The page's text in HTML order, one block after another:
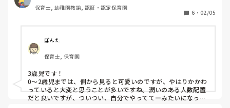
保育士, 幼稚園教諭, 認証・認定保育園
6 ・ 02/05
ぽんた
保育士, 保育園
3歳児です！
0〜2歳児までは、側から見ると可愛いのですが、やはりかかわ
っていると大変と思うことが多いですね。潤いのある人数配置
だと良いですが、ついつい、自分でやっててーみたいになって